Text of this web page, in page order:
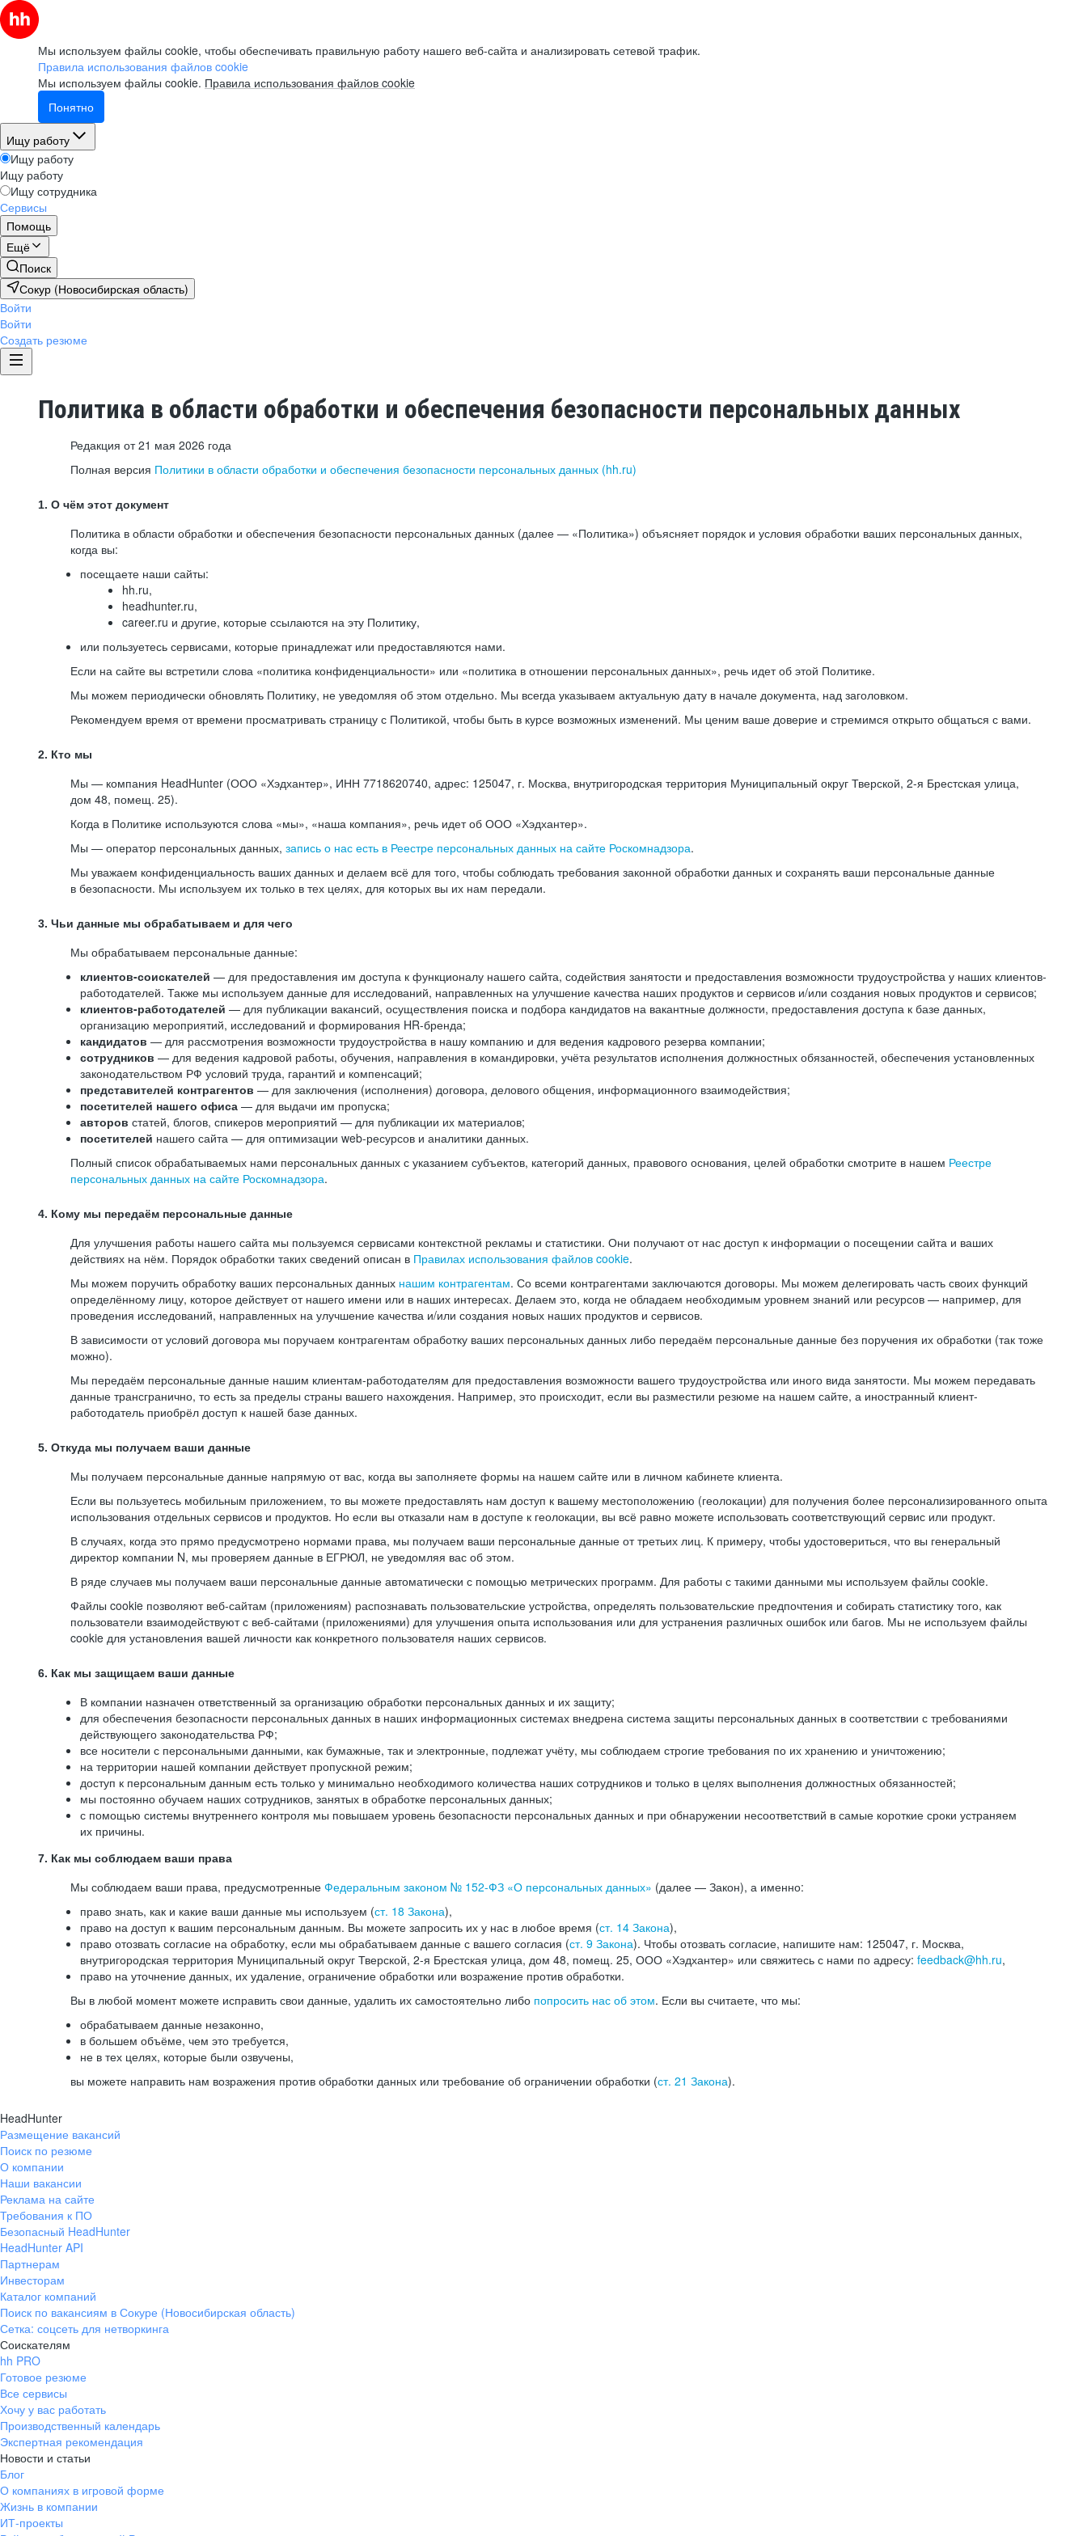
Мы используем файлы cookie, чтобы обеспечивать правильную работу нашего веб-сайта и анализировать сетевой трафик.
Правила использования файлов cookie
Мы используем файлы cookie. Правила использования файлов cookie
Понятно
Ищу работу
Ищу работу
Ищу работу
Ищу сотрудника
Сервисы
Помощь
Ещё
Поиск
Сокур (Новосибирская область)
Войти
Войти
Создать резюме
Политика в области обработки и обеспечения безопасности персональных данных
Редакция от 21 мая 2026 года
Полная версия Политики в области обработки и обеспечения безопасности персональных данных (hh.ru)
1. О чём этот документ
Политика в области обработки и обеспечения безопасности персональных данных (далее — «Политика») объясняет порядок и условия обработки ваших персональных данных,
когда вы:
посещаете наши сайты:
hh.ru,
headhunter.ru,
career.ru и другие, которые ссылаются на эту Политику,
или пользуетесь сервисами, которые принадлежат или предоставляются нами.
Если на сайте вы встретили слова «политика конфиденциальности» или «политика в отношении персональных данных», речь идет об этой Политике.
Мы можем периодически обновлять Политику, не уведомляя об этом отдельно. Мы всегда указываем актуальную дату в начале документа, над заголовком.
Рекомендуем время от времени просматривать страницу с Политикой, чтобы быть в курсе возможных изменений. Мы ценим ваше доверие и стремимся открыто общаться с вами.
2. Кто мы
Мы — компания HeadHunter (ООО «Хэдхантер», ИНН 7718620740, адрес: 125047, г. Москва, внутригородская территория Муниципальный округ Тверской, 2-я Брестская улица,
дом 48, помещ. 25).
Когда в Политике используются слова «мы», «наша компания», речь идет об ООО «Хэдхантер».
Мы — оператор персональных данных, запись о нас есть в Реестре персональных данных на сайте Роскомнадзора.
Мы уважаем конфиденциальность ваших данных и делаем всё для того, чтобы соблюдать требования законной обработки данных и сохранять ваши персональные данные
в безопасности. Мы используем их только в тех целях, для которых вы их нам передали.
3. Чьи данные мы обрабатываем и для чего
Мы обрабатываем персональные данные:
клиентов-соискателей — для предоставления им доступа к функционалу нашего сайта, содействия занятости и предоставления возможности трудоустройства у наших клиентов-
работодателей. Также мы используем данные для исследований, направленных на улучшение качества наших продуктов и сервисов и/или создания новых продуктов и сервисов;
клиентов-работодателей — для публикации вакансий, осуществления поиска и подбора кандидатов на вакантные должности, предоставления доступа к базе данных,
организацию мероприятий, исследований и формирования HR-бренда;
кандидатов — для рассмотрения возможности трудоустройства в нашу компанию и для ведения кадрового резерва компании;
сотрудников — для ведения кадровой работы, обучения, направления в командировки, учёта результатов исполнения должностных обязанностей, обеспечения установленных
законодательством РФ условий труда, гарантий и компенсаций;
представителей контрагентов — для заключения (исполнения) договора, делового общения, информационного взаимодействия;
посетителей нашего офиса — для выдачи им пропуска;
авторов статей, блогов, спикеров мероприятий — для публикации их материалов;
посетителей нашего сайта — для оптимизации web-ресурсов и аналитики данных.
Полный список обрабатываемых нами персональных данных с указанием субъектов, категорий данных, правового основания, целей обработки смотрите в нашем Реестре
персональных данных на сайте Роскомнадзора.
4. Кому мы передаём персональные данные
Для улучшения работы нашего сайта мы пользуемся сервисами контекстной рекламы и статистики. Они получают от нас доступ к информации о посещении сайта и ваших
действиях на нём. Порядок обработки таких сведений описан в Правилах использования файлов cookie.
Мы можем поручить обработку ваших персональных данных нашим контрагентам. Со всеми контрагентами заключаются договоры. Мы можем делегировать часть своих функций
определённому лицу, которое действует от нашего имени или в наших интересах. Делаем это, когда не обладаем необходимым уровнем знаний или ресурсов — например, для
проведения исследований, направленных на улучшение качества и/или создания новых наших продуктов и сервисов.
В зависимости от условий договора мы поручаем контрагентам обработку ваших персональных данных либо передаём персональные данные без поручения их обработки (так тоже
можно).
Мы передаём персональные данные нашим клиентам-работодателям для предоставления возможности вашего трудоустройства или иного вида занятости. Мы можем передавать
данные трансгранично, то есть за пределы страны вашего нахождения. Например, это происходит, если вы разместили резюме на нашем сайте, а иностранный клиент-
работодатель приобрёл доступ к нашей базе данных.
5. Откуда мы получаем ваши данные
Мы получаем персональные данные напрямую от вас, когда вы заполняете формы на нашем сайте или в личном кабинете клиента.
Если вы пользуетесь мобильным приложением, то вы можете предоставлять нам доступ к вашему местоположению (геолокации) для получения более персонализированного опыта
использования отдельных сервисов и продуктов. Но если вы отказали нам в доступе к геолокации, вы всё равно можете использовать соответствующий сервис или продукт.
В случаях, когда это прямо предусмотрено нормами права, мы получаем ваши персональные данные от третьих лиц. К примеру, чтобы удостовериться, что вы генеральный
директор компании N, мы проверяем данные в ЕГРЮЛ, не уведомляя вас об этом.
В ряде случаев мы получаем ваши персональные данные автоматически с помощью метрических программ. Для работы с такими данными мы используем файлы cookie.
Файлы cookie позволяют веб-сайтам (приложениям) распознавать пользовательские устройства, определять пользовательские предпочтения и собирать статистику того, как
пользователи взаимодействуют с веб-сайтами (приложениями) для улучшения опыта использования или для устранения различных ошибок или багов. Мы не используем файлы
cookie для установления вашей личности как конкретного пользователя наших сервисов.
6. Как мы защищаем ваши данные
В компании назначен ответственный за организацию обработки персональных данных и их защиту;
для обеспечения безопасности персональных данных в наших информационных системах внедрена система защиты персональных данных в соответствии с требованиями
действующего законодательства РФ;
все носители с персональными данными, как бумажные, так и электронные, подлежат учёту, мы соблюдаем строгие требования по их хранению и уничтожению;
на территории нашей компании действует пропускной режим;
доступ к персональным данным есть только у минимально необходимого количества наших сотрудников и только в целях выполнения должностных обязанностей;
мы постоянно обучаем наших сотрудников, занятых в обработке персональных данных;
с помощью системы внутреннего контроля мы повышаем уровень безопасности персональных данных и при обнаружении несоответствий в самые короткие сроки устраняем
их причины.
7. Как мы соблюдаем ваши права
Мы соблюдаем ваши права, предусмотренные Федеральным законом № 152-ФЗ «О персональных данных» (далее — Закон), а именно:
право знать, как и какие ваши данные мы используем (ст. 18 Закона),
право на доступ к вашим персональным данным. Вы можете запросить их у нас в любое время (ст. 14 Закона),
право отозвать согласие на обработку, если мы обрабатываем данные с вашего согласия (ст. 9 Закона). Чтобы отозвать согласие, напишите нам: 125047, г. Москва,
внутригородская территория Муниципальный округ Тверской, 2-я Брестская улица, дом 48, помещ. 25, ООО «Хэдхантер» или свяжитесь с нами по адресу: feedback@hh.ru,
право на уточнение данных, их удаление, ограничение обработки или возражение против обработки.
Вы в любой момент можете исправить свои данные, удалить их самостоятельно либо попросить нас об этом. Если вы считаете, что мы:
обрабатываем данные незаконно,
в большем объёме, чем это требуется,
не в тех целях, которые были озвучены,
вы можете направить нам возражения против обработки данных или требование об ограничении обработки (ст. 21 Закона).
HeadHunter
Размещение вакансий
Поиск по резюме
О компании
Наши вакансии
Реклама на сайте
Требования к ПО
Безопасный HeadHunter
HeadHunter API
Партнерам
Инвесторам
Каталог компаний
Поиск по вакансиям в Сокуре (Новосибирская область)
Сетка: соцсеть для нетворкинга
Соискателям
hh PRO
Готовое резюме
Все сервисы
Хочу у вас работать
Производственный календарь
Экспертная рекомендация
Новости и статьи
Блог
О компаниях в игровой форме
Жизнь в компании
ИТ-проекты